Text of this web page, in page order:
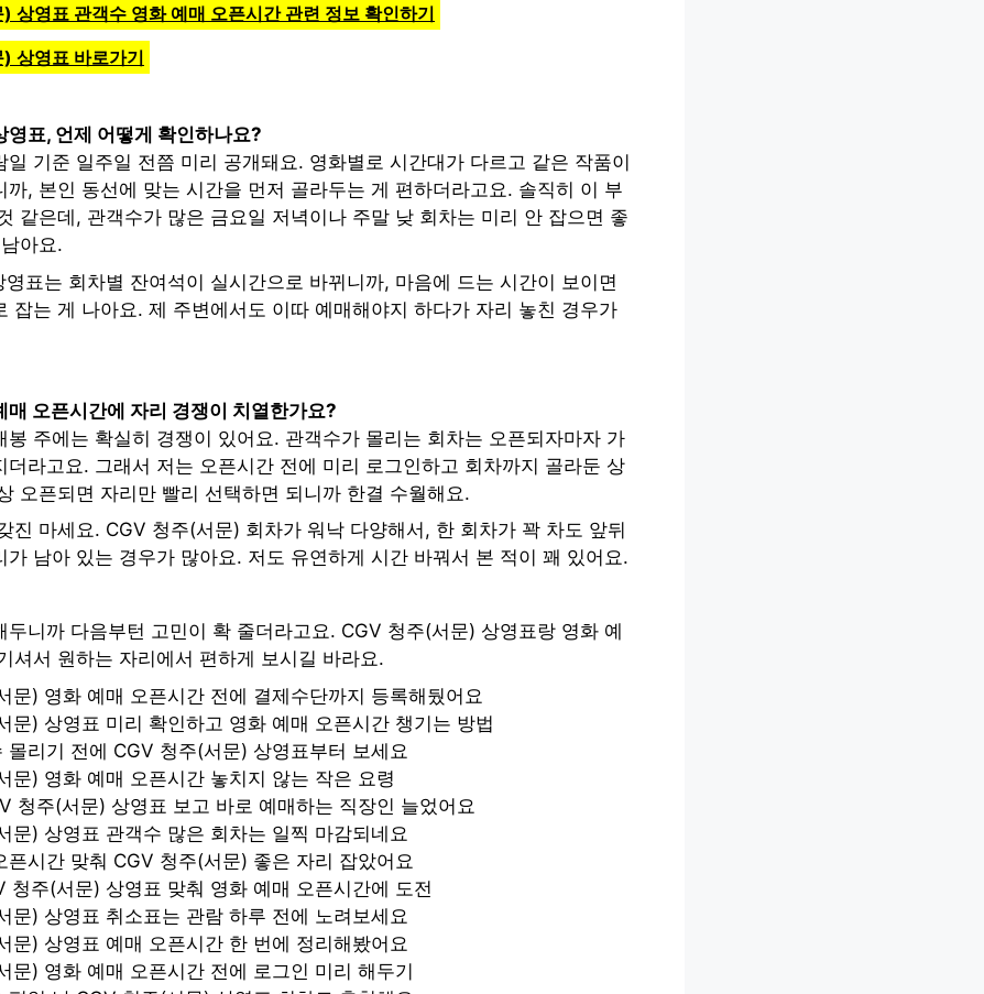
상영표 관객수 영화 예매 오픈시간 관련 정보 확인하기
상영표 바로가기
표, 언제 어떻게 확인하나요?
일 기준 일주일 전쯤 미리 공개돼요. 영화별로 시간대가 다르고 같은 작품이
까, 본인 동선에 맞는 시간을 먼저 골라두는 게 편하더라고요. 솔직히 이 부
같은데, 관객수가 많은 금요일 저녁이나 주말 낮 회차는 미리 안 잡으면 좋
아요.
표는 회차별 잔여석이 실시간으로 바뀌니까, 마음에 드는 시간이 보이면
잡는 게 나아요. 제 주변에서도 이따 예매해야지 하다가 자리 놓친 경우가
오픈시간에 자리 경쟁이 치열한가요?
봉 주에는 확실히 경쟁이 있어요. 관객수가 몰리는 회차는 오픈되자마자 가
더라고요. 그래서 저는 오픈시간 전에 미리 로그인하고 회차까지 골라둔 상
오픈되면 자리만 빨리 선택하면 되니까 한결 수월해요.
진 마세요. CGV 청주(서문) 회차가 워낙 다양해서, 한 회차가 꽉 차도 앞뒤
가 남아 있는 경우가 많아요. 저도 유연하게 시간 바꿔서 본 적이 꽤 있어요.
두니까 다음부턴 고민이 확 줄더라고요. CGV 청주(서문) 상영표랑 영화 예
셔서 원하는 자리에서 편하게 보시길 바라요.
문) 영화 예매 오픈시간 전에 결제수단까지 등록해뒀어요
문) 상영표 미리 확인하고 영화 예매 오픈시간 챙기는 방법
몰리기 전에 CGV 청주(서문) 상영표부터 보세요
문) 영화 예매 오픈시간 놓치지 않는 작은 요령
청주(서문) 상영표 보고 바로 예매하는 직장인 늘었어요
문) 상영표 관객수 많은 회차는 일찍 마감되네요
픈시간 맞춰 CGV 청주(서문) 좋은 자리 잡았어요
청주(서문) 상영표 맞춰 영화 예매 오픈시간에 도전
문) 상영표 취소표는 관람 하루 전에 노려보세요
문) 상영표 예매 오픈시간 한 번에 정리해봤어요
문) 영화 예매 오픈시간 전에 로그인 미리 해두기